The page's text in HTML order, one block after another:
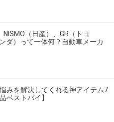
（日産）、GR（トヨ
ダ）って一体何？自動車メーカ
みを解決してくれる神アイテム7
ベストバイ】